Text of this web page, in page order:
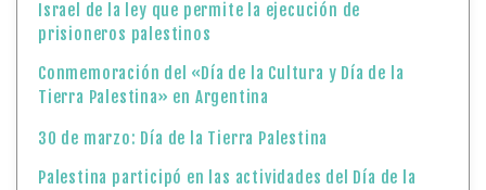
Israel de la ley que permite la ejecución de
prisioneros palestinos
Conmemoración del «Día de la Cultura y Día de la
Tierra Palestina» en Argentina
30 de marzo: Día de la Tierra Palestina
Palestina participó en las actividades del Día de la